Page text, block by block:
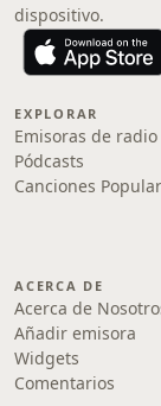
dispositivo.
EXPLORAR
Emisoras de radio
Pódcasts
Canciones
ACERCA DE
Acerca de
Añadir emisora
Widgets
Comentarios